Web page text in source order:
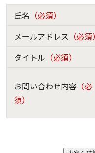
氏名 （必須）
メールアドレス （必須）
タイトル （必須）
お問い合わせ内容 （必
須）